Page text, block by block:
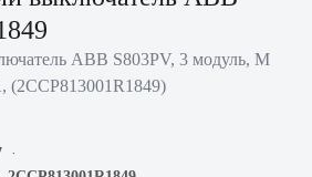
ABB S803PV, 3 модуль, M
(2CCP813001R1849)